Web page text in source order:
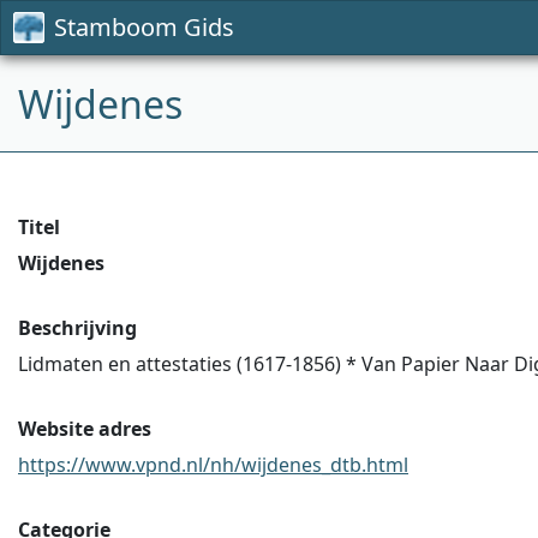
Stamboom Gids
Wijdenes
Titel
Wijdenes
Beschrijving
Lidmaten en attestaties (1617-1856) * Van Papier Naar
Website adres
https://www.vpnd.nl/nh/wijdenes_dtb.html
Categorie